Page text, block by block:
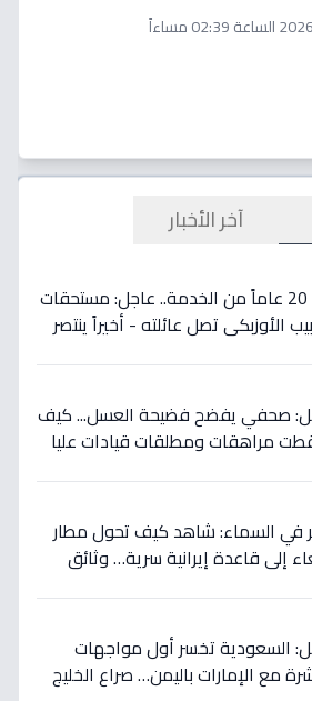
آخر الأخبار
بعد 20 عاماً من الخدمة.. عاجل: مستحقات
الأوزبكي تصل عائلته - أخيراً ينتصر
صحفي يفضح فضيحة العسل... كيف
مراهقات ومطلقات قيادات عليا
في السماء: شاهد كيف تحول مطار
إلى قاعدة إيرانية سرية… وثائق
السعودية تخسر أول مواجهات
مع الإمارات باليمن… صراع الخليج